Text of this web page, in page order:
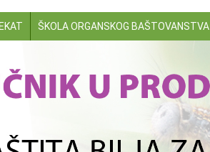
ŠKOLA ORGANSKOG BAŠTOVANSTVA